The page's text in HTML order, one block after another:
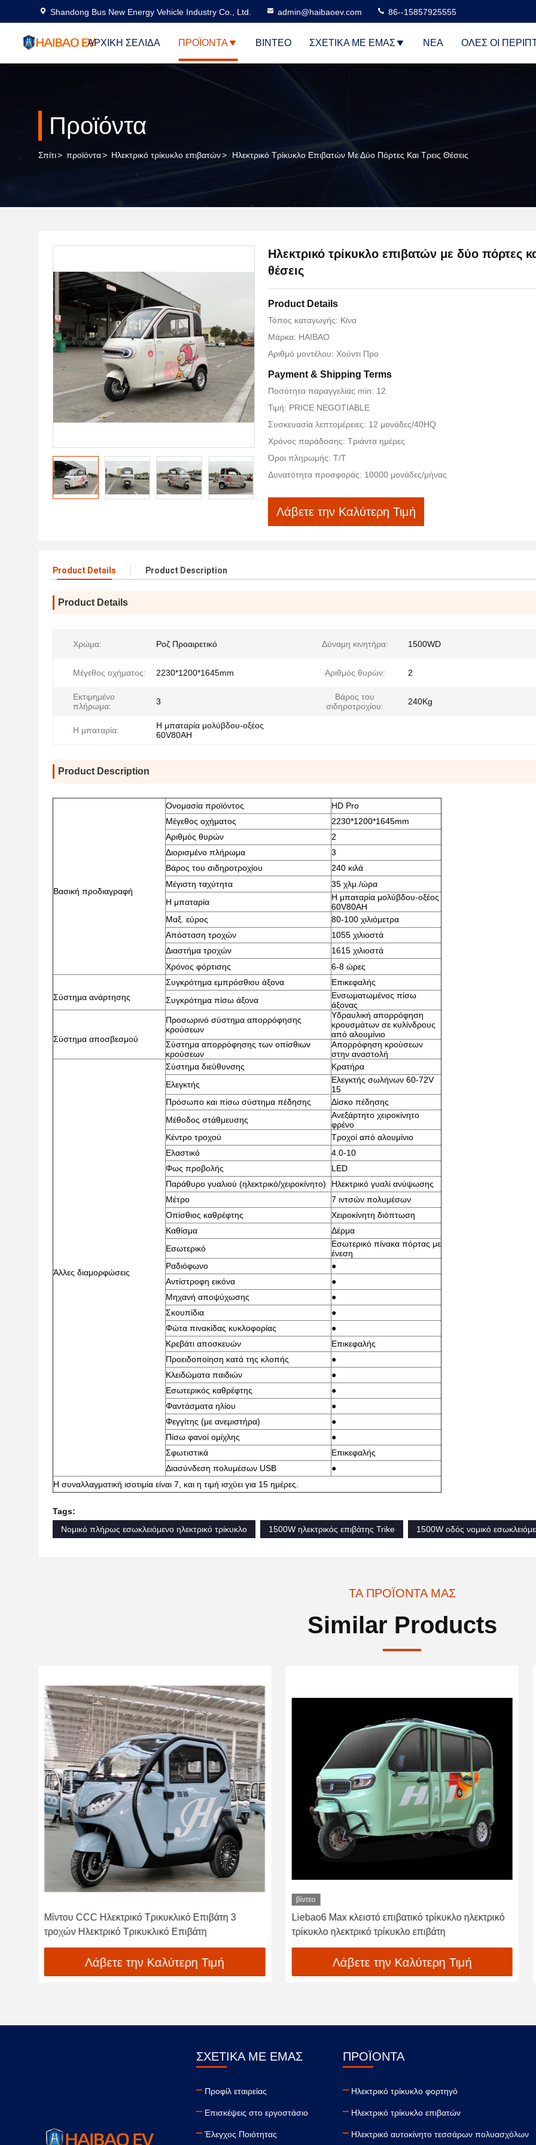
Shandong Bus New Energy Vehicle Industry Co., Ltd. admin@haibaoev.com 86--15857925555
ΑΡΧΙΚΉ ΣΕΛΊΔΑ ΠΡΟΪΌΝΤΑ ΒΊΝΤΕΟ ΣΧΕΤΙΚΆ ΜΕ ΕΜΆΣ ΝΈΑ ΌΛΕΣ ΟΙ
Προϊόντα
Σπίτι> προϊόντα> Ηλεκτρικό τρίκυκλο επιβατών> Ηλεκτρικό Τρίκυκλο Επιβατών Με Δύο Πόρτες Και Τρεις Θέσεις
Ηλεκτρικό τρίκυκλο επιβατών με δύο πόρτες
θέσεις
Product Details
Τόπος καταγωγής: Κίνα
Μάρκα: HAIBAO
Αριθμό μοντέλου: Χούντι Προ
Payment & Shipping Terms
Ποσότητα παραγγελίας min: 12
Τιμή: PRICE NEGOTIABLE
Συσκευασία λεπτομέρειες: 12 μονάδες/40HQ
Χρόνος παράδοσης: Τριάντα ημέρες
Όροι πληρωμής: Τ/Τ
Δυνατότητα προσφοράς: 10000 μονάδες/μήνας
Λάβετε την Καλύτερη Τιμή
Product Details Product Description
Product Details
Χρώμα: Ροζ Προαιρετικό Δύναμη κινητήρα: 1500WD
Μέγεθος οχήματος: 2230*1200*1645mm Αριθμός θυρών: 2
Εκτιμημένο
πλήρωμα:
3
Βάρος του
σιδηροτροχίου:
240Kg
Η μπαταρία:
Η μπαταρία μολύβδου-οξέος
60V80AH
Product Description
Βασική προδιαγραφή
Ονομασία προϊόντος
HD Pro
Μέγεθος οχήματος
2230*1200*1645mm
Αριθμός θυρών
2
Διορισμένο πλήρωμα
3
Βάρος του σιδηροτροχίου
240 κιλά
Μέγιστη ταχύτητα
35 χλμ./ώρα
Η μπαταρία
Η μπαταρία μολύβδου-οξέος
60V80AH
Μαξ. εύρος
80-100 χιλιόμετρα
Απόσταση τροχών
1055 χιλιοστά
Διαστήμα τροχών
1615 χιλιοστά
Χρόνος φόρτισης
6-8 ώρες
Σύστημα ανάρτησης
Συγκρότημα εμπρόσθιου άξονα
Επικεφαλής
Συγκρότημα πίσω άξονα
Ενσωματωμένος πίσω
άξονας
Σύστημα αποσβεσμού
Προσωρινό σύστημα απορρόφησης
κρούσεων
Υδραυλική απορρόφηση
κρουσμάτων σε κυλίνδρους
από αλουμίνιο
Σύστημα απορρόφησης των οπίσθιων
κρούσεων
Απορρόφηση κρούσεων
στην αναστολή
Άλλες διαμορφώσεις
Σύστημα διεύθυνσης
Κρατήρα
Ελεγκτής
Ελεγκτής σωλήνων 60-72V
15
Πρόσωπο και πίσω σύστημα πέδησης
Δίσκο πέδησης
Μέθοδος στάθμευσης
Ανεξάρτητο χειροκίνητο
φρένο
Κέντρο τροχού
Τροχοί από αλουμίνιο
Ελαστικό
4.0-10
Φως προβολής
LED
Παράθυρο γυαλιού (ηλεκτρικό/χειροκίνητο)
Ηλεκτρικό γυαλί ανύψωσης
Μέτρο
7 ιντσών πολυμέσων
Οπίσθιος καθρέφτης
Χειροκίνητη διόπτωση
Καθίσμα
Δέρμα
Εσωτερικό
Εσωτερικό πίνακα πόρτας με
ένεση
Ραδιόφωνο
●
Αντίστροφη εικόνα
●
Μηχανή αποψύχωσης
●
Σκουπίδια
●
Φώτα πινακίδας κυκλοφορίας
●
Κρεβάτι αποσκευών
Επικεφαλής
Προειδοποίηση κατά της κλοπής
●
Κλειδώματα παιδιών
●
Εσωτερικός καθρέφτης
●
Φαντάσματα ηλίου
●
Φεγγίτης (με ανεμιστήρα)
●
Πίσω φανοί ομίχλης
●
Σφωτιστικά
Επικεφαλής
Διασύνδεση πολυμέσων USB
●
Η συναλλαγματική ισοτιμία είναι 7, και η τιμή ισχύει για 15 ημέρες.
Tags:
Νομικό πλήρως εσωκλειόμενο ηλεκτρικό τρίκυκλο
1500W ηλεκτρικός επιβάτης Trike 1500W οδός νομικό
ΤΑ ΠΡΟΪΌΝΤΑ ΜΑΣ
Similar Products
Μίντου CCC Ηλεκτρικό Τρικυκλικό Επιβάτη 3
τροχών Ηλεκτρικό Τρικυκλικό Επιβάτη
Λάβετε την Καλύτερη Τιμή
βίντεο
Liebao6 Max κλειστό επιβατικό τρίκυκλο ηλεκτρικό
τρίκυκλο ηλεκτρικό τρίκυκλο επιβάτη
Λάβετε την Καλύτερη Τιμή
ΣΧΕΤΙΚΆ ΜΕ ΕΜΆΣ
Προφίλ εταιρείας
Επισκέψεις στο εργοστάσιο
Έλεγχος Ποιότητας
ΠΡΟΪΌΝΤΑ
Ηλεκτρικό τρίκυκλο φορτηγό
Ηλεκτρικό τρίκυκλο επιβατών
Ηλεκτρικό αυτοκίνητο τεσσάρων πολυασχόλων